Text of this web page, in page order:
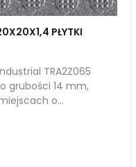
PŁYTKI
TRA2Z065
grubości 14 mm,
o...